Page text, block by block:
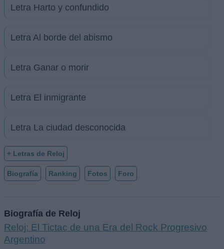
Letra Harto y confundido
Letra Al borde del abismo
Letra Ganar o morir
Letra El inmigrante
Letra La ciudad desconocida
+ Letras de Reloj
Biografía Ranking Fotos Foro
Biografía de Reloj
Reloj: El Tictac de una Era del Rock Progresivo
Argentino